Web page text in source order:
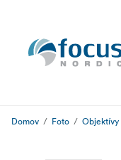
Domov Foto Objektívy